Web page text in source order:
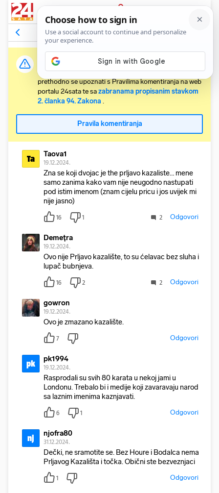
PRIJAVA
Komentari16 Relevantni
Važna obavijest:
Svaki korisnik koji želi komentirati članke obvezan je
prethodno se upoznati s Pravilima komentiranja na web
portalu 24sata te sazabranama propisanim stavkom
2. članka 94. Zakona .
Pravila komentiranja
Ta Taova1
19.12.2024.
Zna se koji dvojac je the prljavo kazaliste… mene
samo zanima kako vam nije neugodno nastupati
pod istim imenom (znam cijelu pricu i jos uvijek mi
nije jasno)
16 1 2 Odgovori
Demețra
19.12.2024.
Ovo nije Prljavo kazalište, to su ćelavac bez sluha i
lupač bubnjeva.
16 2 2 Odgovori
gowron
19.12.2024.
Ovo je zmazano kazalište.
7 Odgovori
pk pk1994
19.12.2024.
Rasprodali su svih 80 karata u nekoj jami u
Londonu. Trebalo bi i medije koji zavaravaju narod
sa laznim imenima kaznjavati.
6 1 Odgovori
nj njofra80
31.12.2024.
Dečki, ne sramotite se. Bez Houre i Bodalca nema
Prljavog Kazališta i točka. Obični ste bezveznjaci
1 Odgovori